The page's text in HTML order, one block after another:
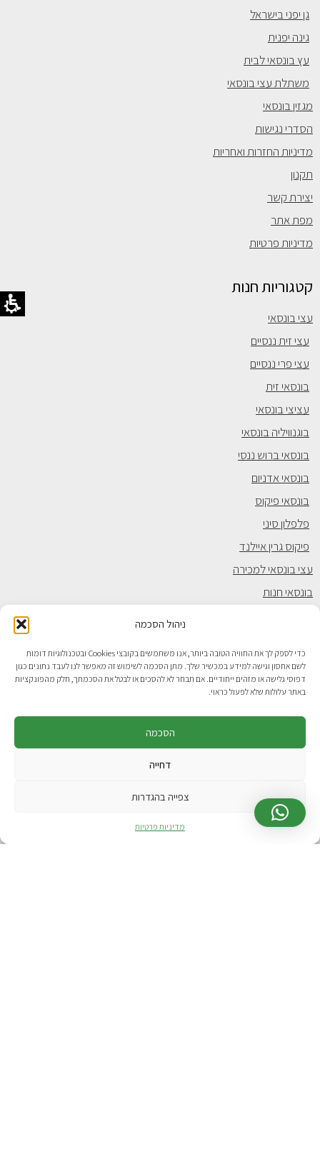
ניהול הסכמה
כדי לספק לך את החוויה הטובה ביותר, אנו משתמשים בקובצי Cookies ובטכנולוגיות דומות
לשם אחסון וגישה למידע במכשיר שלך. מתן הסכמה לשימוש זה מאפשר לנו לעבד נתונים כגון
דפוסי גלישה או מזהים ייחודיים. אם תבחר לא להסכים או לבטל את הסכמתך, חלק מהפונקציות
באתר עלולות שלא לפעול כראוי.
הסכמה
דחייה
צפייה בהגדרות
מדיניות פרטיות
גן יפני בישראל
גינה יפנית
עץ בונסאי לבית
משתלת עצי בונסאי
מגזין בונסאי
הסדרי נגישות
מדיניות החזרות ואחריות
תקנון
יצירת קשר
מפת אתר
מדיניות פרטיות
קטגוריות חנות
עצי בונסאי
עצי זית ננסיים
עצי פרי ננסיים
בונסאי זית
עציצי בונסאי
בוגנוויליה בונסאי
בונסאי ברוש ננסי
בונסאי אדניום
בונסאי פיקוס
פלפלון סיני
פיקוס גרין איילנד
עצי בונסאי למכירה
בונסאי חנות
המיוחדים שלנו
בונסאי
סדנה זוגית חוויתית
סיורים במשתלה